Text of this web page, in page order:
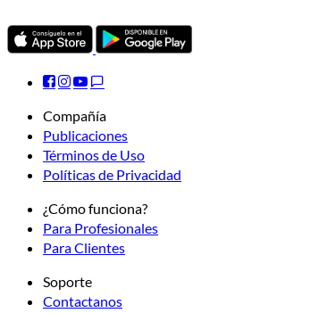
Compañía
Publicaciones
Términos de Uso
Políticas de Privacidad
¿Cómo funciona?
Para Profesionales
Para Clientes
Soporte
Contactanos